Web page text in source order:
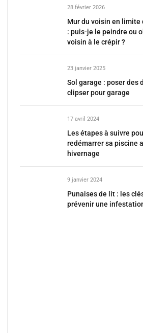
28 février 2026
Mur du voisin en limite
: puis-je le peindre ou
voisin à le crépir ?
23 janvier 2025
Sol garage : poser des
clipser pour garage
17 avril 2024
Les étapes à suivre
redémarrer sa piscine
hivernage
9 janvier 2024
Punaises de lit : les
prévenir une